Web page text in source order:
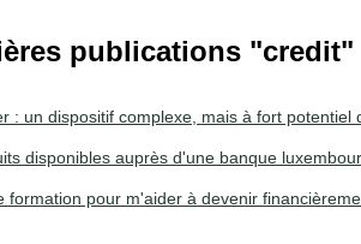
publications "credit"
: un dispositif complexe, mais à fort potentiel
disponibles auprès d'une banque
formation pour m'aider à devenir